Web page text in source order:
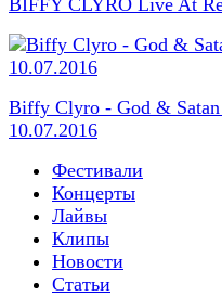
Biffy Clyro - God &
10.07.2016
Фестивали
Концерты
Лайвы
Клипы
Новости
Статьи